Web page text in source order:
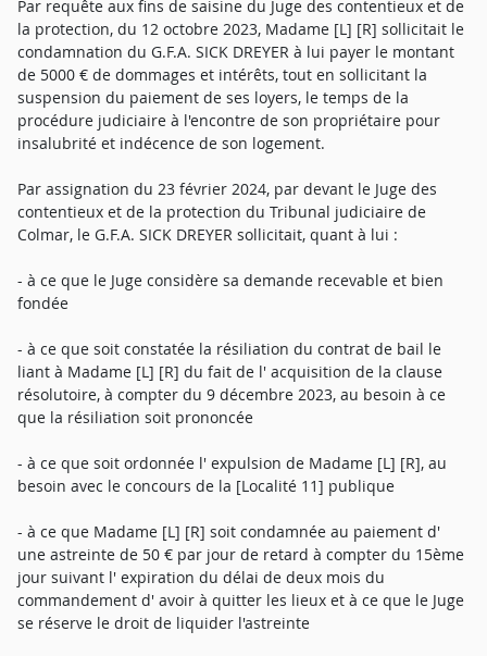
Par requête aux fins de saisine du Juge des contentieux et de
la protection, du 12 octobre 2023, Madame [L] [R] sollicitait le
condamnation du G.F.A. SICK DREYER à lui payer le montant
de 5000 € de dommages et intérêts, tout en sollicitant la
suspension du paiement de ses loyers, le temps de la
procédure judiciaire à l'encontre de son propriétaire pour
insalubrité et indécence de son logement.
Par assignation du 23 février 2024, par devant le Juge des
contentieux et de la protection du Tribunal judiciaire de
Colmar, le G.F.A. SICK DREYER sollicitait, quant à lui :
- à ce que le Juge considère sa demande recevable et bien
fondée
- à ce que soit constatée la résiliation du contrat de bail le
liant à Madame [L] [R] du fait de l' acquisition de la clause
résolutoire, à compter du 9 décembre 2023, au besoin à ce
que la résiliation soit prononcée
- à ce que soit ordonnée l' expulsion de Madame [L] [R], au
besoin avec le concours de la [Localité 11] publique
- à ce que Madame [L] [R] soit condamnée au paiement d'
une astreinte de 50 € par jour de retard à compter du 15ème
jour suivant l' expiration du délai de deux mois du
commandement d' avoir à quitter les lieux et à ce que le Juge
se réserve le droit de liquider l'astreinte